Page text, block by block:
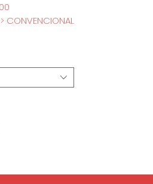
CONVENCIONAL